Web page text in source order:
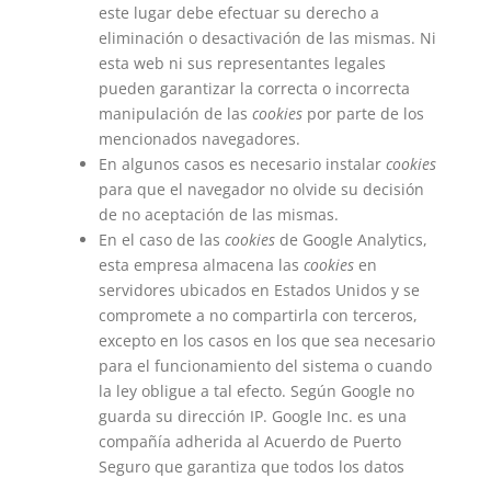
este lugar debe efectuar su derecho a
eliminación o desactivación de las mismas. Ni
esta web ni sus representantes legales
pueden garantizar la correcta o incorrecta
manipulación de las cookies por parte de los
mencionados navegadores.
En algunos casos es necesario instalar cookies
para que el navegador no olvide su decisión
de no aceptación de las mismas.
En el caso de las cookies de Google Analytics,
esta empresa almacena las cookies en
servidores ubicados en Estados Unidos y se
compromete a no compartirla con terceros,
excepto en los casos en los que sea necesario
para el funcionamiento del sistema o cuando
la ley obligue a tal efecto. Según Google no
guarda su dirección IP. Google Inc. es una
compañía adherida al Acuerdo de Puerto
Seguro que garantiza que todos los datos